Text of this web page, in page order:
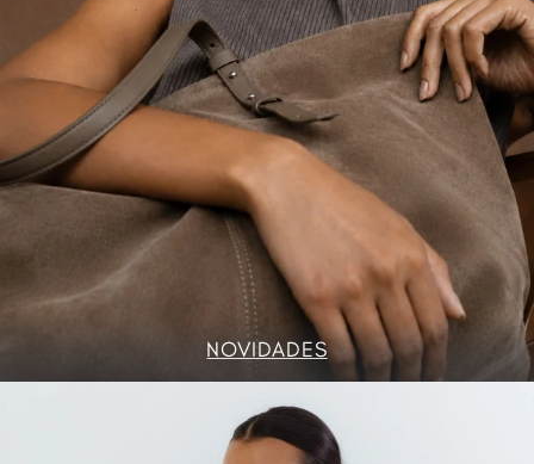
NOVIDADES